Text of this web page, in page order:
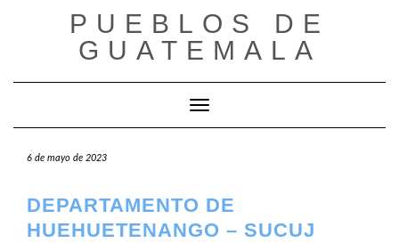
PUEBLOS DE
GUATEMALA
Cambiar modo de navegación
6 de mayo de 2023
DEPARTAMENTO DE
HUEHUETENANGO – SUCUJ